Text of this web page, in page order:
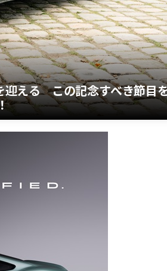
迎える この記念すべき節目